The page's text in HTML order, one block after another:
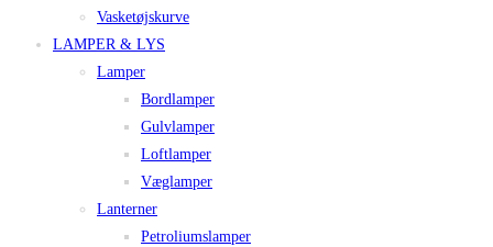
Vasketøjskurve
LAMPER & LYS
Lamper
Bordlamper
Gulvlamper
Loftlamper
Væglamper
Lanterner
Petroliumslamper